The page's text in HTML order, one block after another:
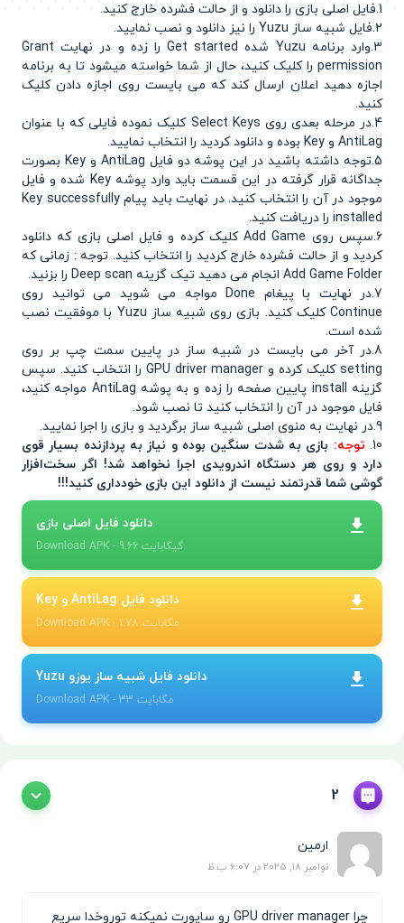
1.فایل اصلی بازی را دانلود و از حالت فشرده خارج کنید.
2.فایل شبیه ساز Yuzu را نیز دانلود و نصب نمایید.
3.وارد برنامه Yuzu شده Get started را زده و در نهایت Grant
permission را کلیک کنید، حال از شما خواسته میشود تا به برنامه
اجازه دهید اعلان ارسال کند که می بایست روی اجازه دادن کلیک
کنید.
4.در مرحله بعدی روی Select Keys کلیک نموده فایلی که با عنوان
AntiLag و Key بوده و دانلود کردید را انتخاب نمایید.
5.توجه داشته باشید در این پوشه دو فایل AntiLag و Key بصورت
جداگانه قرار گرفته در این قسمت باید وارد پوشه Key شده و فایل
موجود در آن را انتخاب کنید. در نهایت باید پیام Key successfully
installed را دریافت کنید.
6.سپس روی Add Game کلیک کرده و فایل اصلی بازی که دانلود
کردید و از حالت فشرده خارج کردید را انتخاب کنید. توجه : زمانی که
Add Game Folder انجام می دهید تیک گزینه Deep scan را بزنید.
7.در نهایت با پیغام Done مواجه می شوید می توانید روی
Continue کلیک کنید. بازی روی شبیه ساز Yuzu با موفقیت نصب
شده است.
8.در آخر می بایست در شبیه ساز در پایین سمت چپ بر روی
setting کلیک کرده و GPU driver manager را انتخاب کنید. سپس
گزینه install پایین صفحه را زده و به پوشه AntiLag مواجه کنید،
فایل موجود در آن را انتخاب کنید تا نصب شود.
9.در نهایت به منوی اصلی شبیه ساز برگردید و بازی را اجرا نمایید.
10. توجه: بازی به شدت سنگین بوده و نیاز به پردازنده بسیار قوی
دارد و روی هر دستگاه اندرویدی اجرا نخواهد شد! اگر سخت‌افزار
گوشی شما قدرتمند نیست از دانلود این بازی خودداری کنید!!!
دانلود فایل اصلی بازی
Download APK - 9.66 گیگابایت
دانلود فایل AntiLag و Key
Download APK - 1.78 مگابایت
دانلود فایل شبیه ساز یوزو Yuzu
Download APK - 33 مگابایت
2
ارمین
نوامبر 18, 2025 در 6:07 ب.ظ
چرا GPU driver manager رو ساپورت نمیکنه توروخدا سریع